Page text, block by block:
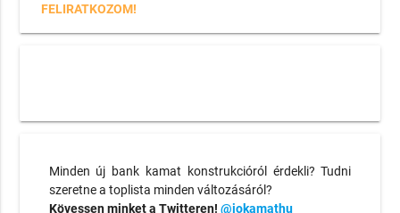
FELIRATKOZOM!
Minden új bank kamat konstrukcióról érdekli? Tudni
szeretne a toplista minden változásáról?
Kövessen minket a Twitteren! @jokamathu